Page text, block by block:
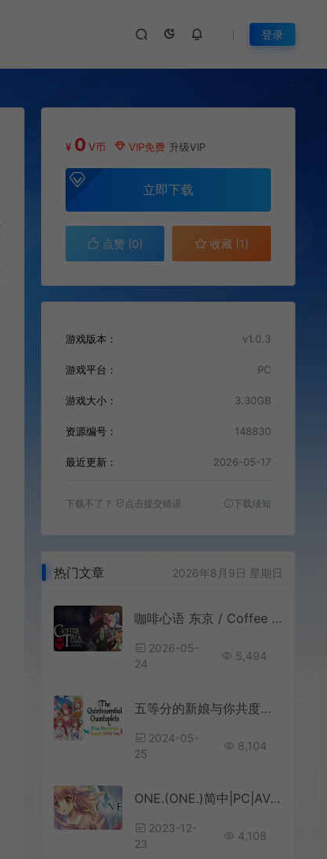
登录
¥ 0 V币 VIP免费 升级VIP
立即下载
点赞 (0) 收藏 (1)
游戏版本： v1.0.3
游戏平台： PC
游戏大小： 3.30GB
资源编号： 148830
最近更新： 2026-05-17
下载不了？ 点击提交错误 下载须知
热门文章 2026年8月9日 星期日
咖啡心语 东京 / Coffee Talk Tokyo 温馨叙事向视觉小说游戏
2026-05-
24
5,494
五等分的新娘与你共度的五个回忆 / The Quintessential Quintuplets 美少女恋爱视觉小说游戏
2024-05-
25
8,104
ONE.(ONE.)简中|PC|AVG|泪视觉小说游戏
2023-12-
23
4,108